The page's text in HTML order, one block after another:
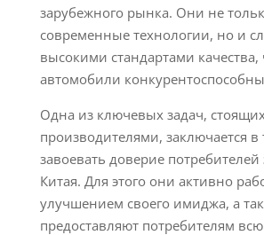
зарубежного рынка. Они не
современные технологии, но и
высокими стандартами качества,
автомобили
Одна из ключевых задач,
производителями, заключается
завоевать доверие
Китая. Для этого они активно
улучшением своего имиджа, а
предоставляют потребителям